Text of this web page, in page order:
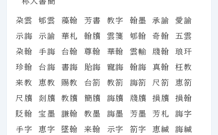
朶雲 郇雲 藻翰 芳書 教字 翰墨 承諭 愛諭
示誨 示諭 華札 翰牘 雲箋 郇翰 奇翰 五雲
朶翰 手誨 台翰 尊翰 華翰 雲輸 牋翰 琅玕
珍翰 台誨 書誨 貽誨 寵誨 翰誨 真翰 枉教
来教 恵教 賜教 台箚 教箚 誨箚 尺箚 恵箚
尺牘 剡牘 教牘 簡牘 誨牘 牋牘 損牘 損翰
貶翰 宝墨 謙翰 教墨 誨墨 芳墨 芳札 誨字
手字 恵字 墜翰 来翰 示字 箚字 恵緘 誨緘